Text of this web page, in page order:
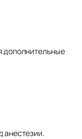
дополнительные
анестезии.